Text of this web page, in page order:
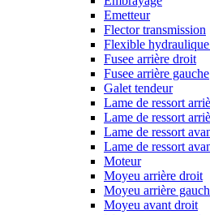
Emetteur
Flector transmission
Flexible
Fusee arrière droit
Fusee arrière gauche
Galet tendeur
Lame de ressort
Lame de ressort
Lame de ressort
Lame de ressort
Moteur
Moyeu arrière droit
Moyeu arrière
Moyeu avant droit